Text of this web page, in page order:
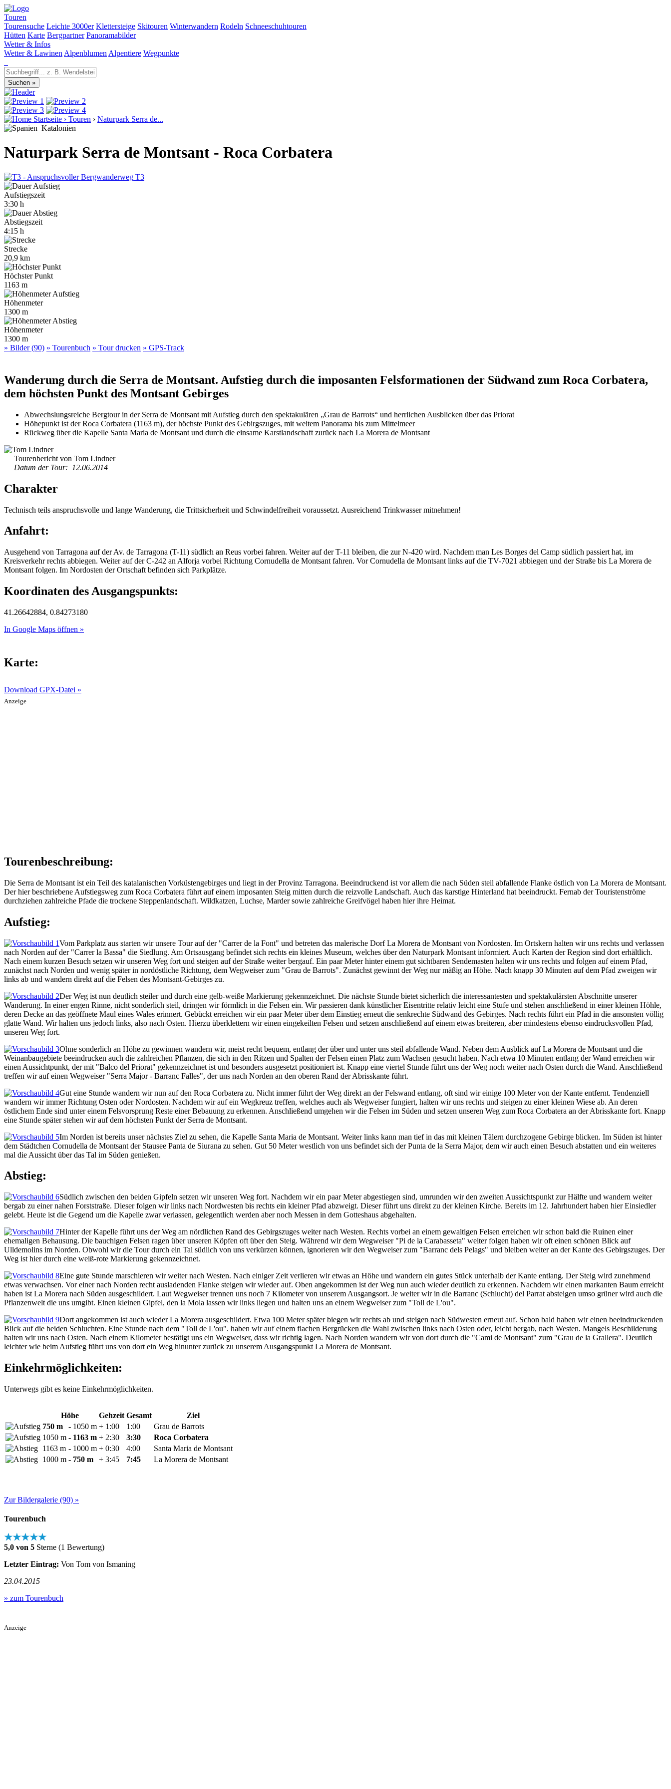
Touren
Tourensuche Leichte 3000er Klettersteige Skitouren Winterwandern Rodeln Schneeschuhtouren
Hütten Karte Bergpartner Panoramabilder
Wetter & Infos
Wetter & Lawinen Alpenblumen Alpentiere Wegpunkte
Startseite › Touren › Naturpark Serra de...
Katalonien
Naturpark Serra de Montsant - Roca Corbatera
T3
Aufstiegszeit
3:30 h
Abstiegszeit
4:15 h
Strecke
20,9 km
Höchster Punkt
1163 m
Höhenmeter
1300 m
Höhenmeter
1300 m
» Bilder (90) » Tourenbuch » Tour drucken » GPS-Track
Wanderung durch die Serra de Montsant. Aufstieg durch die imposanten Felsformationen der Südwand zum Roca Corbatera,
dem höchsten Punkt des Montsant Gebirges
Abwechslungsreiche Bergtour in der Serra de Montsant mit Aufstieg durch den spektakulären „Grau de Barrots“ und herrlichen Ausblicken über das Priorat
Höhepunkt ist der Roca Corbatera (1163 m), der höchste Punkt des Gebirgszuges, mit weitem Panorama bis zum Mittelmeer
Rückweg über die Kapelle Santa Maria de Montsant und durch die einsame Karstlandschaft zurück nach La Morera de Montsant
Tourenbericht von Tom Lindner
Datum der Tour: 12.06.2014
Charakter
Technisch teils anspruchsvolle und lange Wanderung, die Trittsicherheit und Schwindelfreiheit voraussetzt. Ausreichend Trinkwasser mitnehmen!
Anfahrt:
Ausgehend von Tarragona auf der Av. de Tarragona (T-11) südlich an Reus vorbei fahren. Weiter auf der T-11 bleiben, die zur N-420 wird. Nachdem man Les Borges del Camp südlich passiert hat, im
Kreisverkehr rechts abbiegen. Weiter auf der C-242 an Alforja vorbei Richtung Cornudella de Montsant fahren. Vor Cornudella de Montsant links auf die TV-7021 abbiegen und der Straße bis La Morera de
Montsant folgen. Im Nordosten der Ortschaft befinden sich Parkplätze.
Koordinaten des Ausgangspunkts:
41.26642884, 0.84273180
In Google Maps öffnen »
Karte:
Download GPX-Datei »
Anzeige
Tourenbeschreibung:
Die Serra de Montsant ist ein Teil des katalanischen Vorküstengebirges und liegt in der Provinz Tarragona. Beeindruckend ist vor allem die nach Süden steil abfallende Flanke östlich von La Morera de Montsant.
Der hier beschriebene Aufstiegsweg zum Roca Corbatera führt auf einem imposanten Steig mitten durch die reizvolle Landschaft. Auch das karstige Hinterland hat beeindruckt. Fernab der Touristenströme
durchziehen zahlreiche Pfade die trockene Steppenlandschaft. Wildkatzen, Luchse, Marder sowie zahlreiche Greifvögel haben hier ihre Heimat.
Aufstieg:
Vom Parkplatz aus starten wir unsere Tour auf der "Carrer de la Font" und betreten das malerische Dorf La Morera de Montsant von Nordosten. Im Ortskern halten wir uns rechts und verlassen
nach Norden auf der "Carrer la Bassa" die Siedlung. Am Ortsausgang befindet sich rechts ein kleines Museum, welches über den Naturpark Montsant informiert. Auch Karten der Region sind dort erhältlich.
Nach einem kurzen Besuch setzen wir unseren Weg fort und steigen auf der Straße weiter bergauf. Ein paar Meter hinter einem gut sichtbaren Sendemasten halten wir uns rechts und folgen auf einem Pfad,
zunächst nach Norden und wenig später in nordöstliche Richtung, dem Wegweiser zum "Grau de Barrots". Zunächst gewinnt der Weg nur mäßig an Höhe. Nach knapp 30 Minuten auf dem Pfad zweigen wir
links ab und wandern direkt auf die Felsen des Montsant-Gebirges zu.
Der Weg ist nun deutlich steiler und durch eine gelb-weiße Markierung gekennzeichnet. Die nächste Stunde bietet sicherlich die interessantesten und spektakulärsten Abschnitte unserer
Wanderung. In einer engen Rinne, nicht sonderlich steil, dringen wir förmlich in die Felsen ein. Wir passieren dank künstlicher Eisentritte relativ leicht eine Stufe und stehen anschließend in einer kleinen Höhle,
deren Decke an das geöffnete Maul eines Wales erinnert. Gebückt erreichen wir ein paar Meter über dem Einstieg erneut die senkrechte Südwand des Gebirges. Nach rechts führt ein Pfad in die ansonsten völlig
glatte Wand. Wir halten uns jedoch links, also nach Osten. Hierzu überklettern wir einen eingekeilten Felsen und setzen anschließend auf einem etwas breiteren, aber mindestens ebenso eindrucksvollen Pfad,
unseren Weg fort.
Ohne sonderlich an Höhe zu gewinnen wandern wir, meist recht bequem, entlang der über und unter uns steil abfallende Wand. Neben dem Ausblick auf La Morera de Montsant und die
Weinanbaugebiete beeindrucken auch die zahlreichen Pflanzen, die sich in den Ritzen und Spalten der Felsen einen Platz zum Wachsen gesucht haben. Nach etwa 10 Minuten entlang der Wand erreichen wir
einen Aussichtpunkt, der mit "Balco del Priorat" gekennzeichnet ist und besonders ausgesetzt positioniert ist. Knapp eine viertel Stunde führt uns der Weg noch weiter nach Osten durch die Wand. Anschließend
treffen wir auf einen Wegweiser "Serra Major - Barranc Falles", der uns nach Norden an den oberen Rand der Abrisskante führt.
Gut eine Stunde wandern wir nun auf den Roca Corbatera zu. Nicht immer führt der Weg direkt an der Felswand entlang, oft sind wir einige 100 Meter von der Kante entfernt. Tendenziell
wandern wir immer Richtung Osten oder Nordosten. Nachdem wir auf ein Wegkreuz treffen, welches auch als Wegweiser fungiert, halten wir uns rechts und steigen zu einer kleinen Wiese ab. An deren
östlichem Ende sind unter einem Felsvorsprung Reste einer Bebauung zu erkennen. Anschließend umgehen wir die Felsen im Süden und setzen unseren Weg zum Roca Corbatera an der Abrisskante fort. Knapp
eine Stunde später stehen wir auf dem höchsten Punkt der Serra de Montsant.
Im Norden ist bereits unser nächstes Ziel zu sehen, die Kapelle Santa Maria de Montsant. Weiter links kann man tief in das mit kleinen Tälern durchzogene Gebirge blicken. Im Süden ist hinter
dem Städtchen Cornudella de Montsant der Stausee Panta de Siurana zu sehen. Gut 50 Meter westlich von uns befindet sich der Punta de la Serra Major, dem wir auch einen Besuch abstatten und ein weiteres
mal die Aussicht über das Tal im Süden genießen.
Abstieg:
Südlich zwischen den beiden Gipfeln setzen wir unseren Weg fort. Nachdem wir ein paar Meter abgestiegen sind, umrunden wir den zweiten Aussichtspunkt zur Hälfte und wandern weiter
bergab zu einer nahen Forststraße. Dieser folgen wir links nach Nordwesten bis rechts ein kleiner Pfad abzweigt. Dieser führt uns direkt zu der kleinen Kirche. Bereits im 12. Jahrhundert haben hier Einsiedler
gelebt. Heute ist die Gegend um die Kapelle zwar verlassen, gelegentlich werden aber noch Messen in dem Gotteshaus abgehalten.
Hinter der Kapelle führt uns der Weg am nördlichen Rand des Gebirgszuges weiter nach Westen. Rechts vorbei an einem gewaltigen Felsen erreichen wir schon bald die Ruinen einer
ehemaligen Behausung. Die bauchigen Felsen ragen über unseren Köpfen oft über den Steig. Während wir dem Wegweiser "Pi de la Carabasseta" weiter folgen haben wir oft einen schönen Blick auf
Ulldemolins im Norden. Obwohl wir die Tour durch ein Tal südlich von uns verkürzen können, ignorieren wir den Wegweiser zum "Barranc dels Pelags" und bleiben weiter an der Kante des Gebirgszuges. Der
Weg ist hier durch eine weiß-rote Markierung gekennzeichnet.
Eine gute Stunde marschieren wir weiter nach Westen. Nach einiger Zeit verlieren wir etwas an Höhe und wandern ein gutes Stück unterhalb der Kante entlang. Der Steig wird zunehmend
etwas verwachsen. Vor einer nach Norden recht ausladenden Flanke steigen wir wieder auf. Oben angekommen ist der Weg nun auch wieder deutlich zu erkennen. Nachdem wir einen markanten Baum erreicht
haben ist La Morera nach Süden ausgeschildert. Laut Wegweiser trennen uns noch 7 Kilometer von unserem Ausgangsort. Je weiter wir in die Barranc (Schlucht) del Parrat absteigen umso grüner wird auch die
Pflanzenwelt die uns umgibt. Einen kleinen Gipfel, den la Mola lassen wir links liegen und halten uns an einem Wegweiser zum "Toll de L'ou".
Dort angekommen ist auch wieder La Morera ausgeschildert. Etwa 100 Meter später biegen wir rechts ab und steigen nach Südwesten erneut auf. Schon bald haben wir einen beeindruckenden
Blick auf die beiden Schluchten. Eine Stunde nach dem "Toll de L'ou". haben wir auf einem flachen Bergrücken die Wahl zwischen links nach Osten oder, leicht bergab, nach Westen. Mangels Beschilderung
halten wir uns nach Osten. Nach einem Kilometer bestätigt uns ein Wegweiser, dass wir richtig lagen. Nach Norden wandern wir von dort durch die "Cami de Montsant" zum "Grau de la Grallera". Deutlich
leichter wie beim Aufstieg führt uns von dort ein Weg hinunter zurück zu unserem Ausgangspunkt La Morera de Montsant.
Einkehrmöglichkeiten:
Unterwegs gibt es keine Einkehrmöglichkeiten.
Höhe Gehzeit Gesamt
Ziel
750 m
- 1050 m + 1:00 1:00
Grau de Barrots
1050 m - 1163 m + 2:30 3:30
Roca Corbatera
1163 m - 1000 m + 0:30 4:00
Santa Maria de Montsant
1000 m - 750 m + 3:45 7:45 La Morera de Montsant
Zur Bildergalerie (90) »
Tourenbuch
★★★★★
5,0 von 5 Sterne (1 Bewertung)
Letzter Eintrag: Von Tom von Ismaning
23.04.2015
» zum Tourenbuch
Anzeige